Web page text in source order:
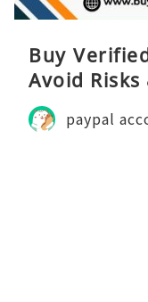
Buy
Avoid
paypal